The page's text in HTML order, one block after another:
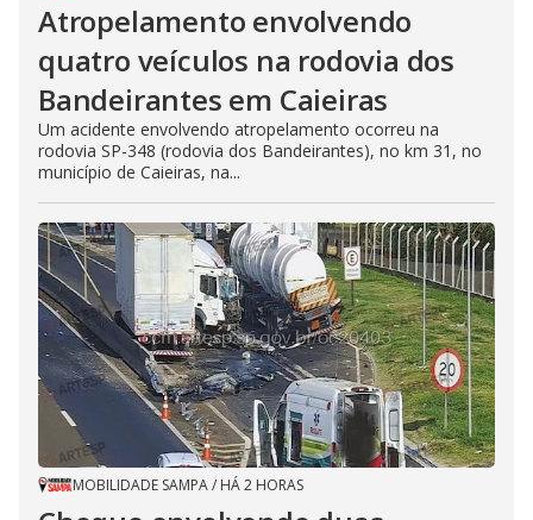
Atropelamento envolvendo
quatro veículos na rodovia dos
Bandeirantes em Caieiras
Um acidente envolvendo atropelamento ocorreu na
rodovia SP-348 (rodovia dos Bandeirantes), no km 31, no
município de Caieiras, na...
MOBILIDADE SAMPA/ HÁ 2 HORAS